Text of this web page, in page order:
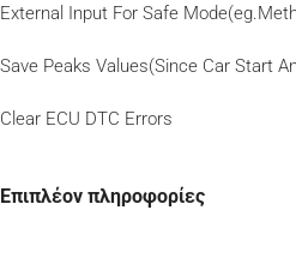
External Input For Safe
Save Peaks Values(Since Car Start
Clear ECU DTC Errors
Επιπλέον πληροφορίες